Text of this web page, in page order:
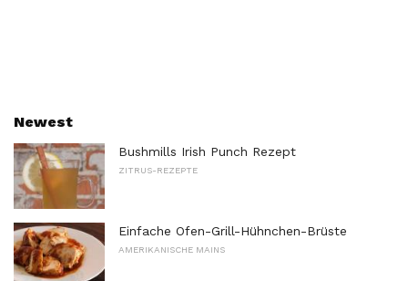
Newest
Bushmills Irish Punch Rezept
ZITRUS-REZEPTE
Einfache Ofen-Grill-Hühnchen-Brüste
AMERIKANISCHE MAINS